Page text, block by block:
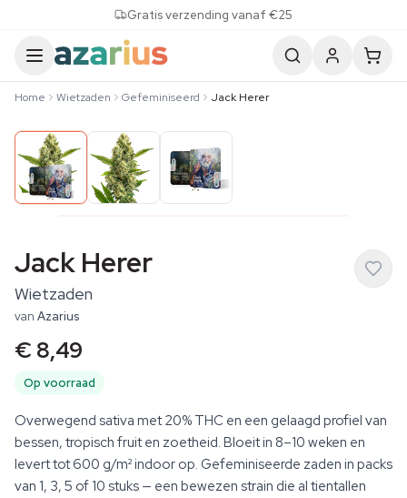
Gratis verzending vanaf €25
Home Wietzaden Gefeminiseerd Jack Herer
Jack Herer
Wietzaden
van Azarius
€ 8,49
Op voorraad
Overwegend sativa met 20% THC en een gelaagd profiel van
bessen, tropisch fruit en zoetheid. Bloeit in 8–10 weken en
levert tot 600 g/m² indoor op. Gefeminiseerde zaden in packs
van 1, 3, 5 of 10 stuks — een bewezen strain die al tientallen